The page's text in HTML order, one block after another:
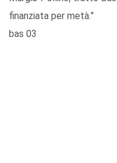
finanziata per metà.”
bas 03